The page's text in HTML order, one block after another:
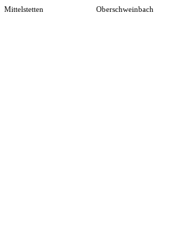
Mittelstetten Oberschweinbach